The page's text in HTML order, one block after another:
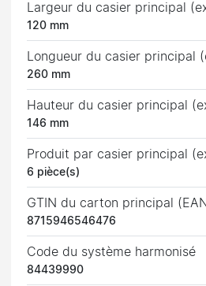
Largeur du casier principal
120 mm
Longueur du casier principal
260 mm
Hauteur du casier principal
146 mm
Produit par casier principal
6 pièce(s)
GTIN du carton principal
8715946546476
Code du système harmonisé
84439990